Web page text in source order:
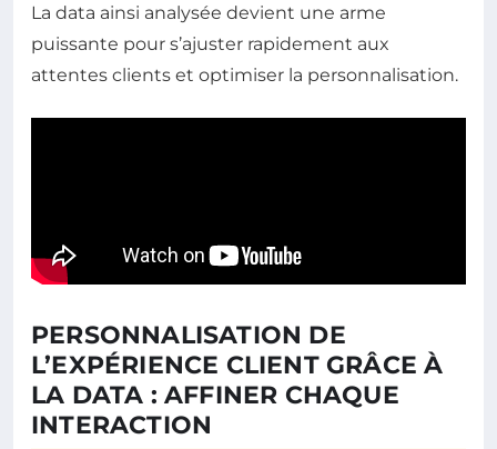
La data ainsi analysée devient une arme
puissante pour s’ajuster rapidement aux
attentes clients et optimiser la personnalisation.
PERSONNALISATION DE
L’EXPÉRIENCE CLIENT GRÂCE À
LA DATA : AFFINER CHAQUE
INTERACTION